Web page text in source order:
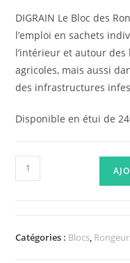
DIGRAIN Le Bloc des
l’emploi en sachets
l’intérieur et autour
agricoles, mais aussi
des infrastructures
Disponible en étui de
quantité
de
des
Catégories : Blocs,